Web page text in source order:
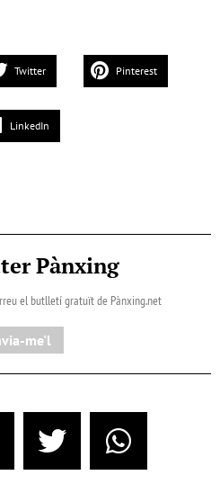
Twitter Pinterest
LinkedIn
Pànxing
el butlletí gratuït de Pànxing.net​
me'l